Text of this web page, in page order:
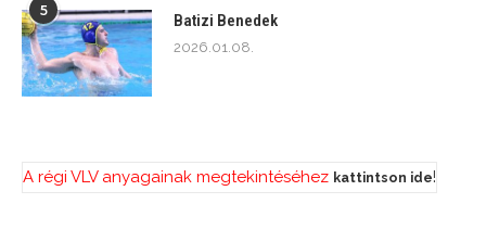
5
Batizi Benedek
2026.01.08.
A régi VLV anyagainak megtekintéséhez kattintson ide!